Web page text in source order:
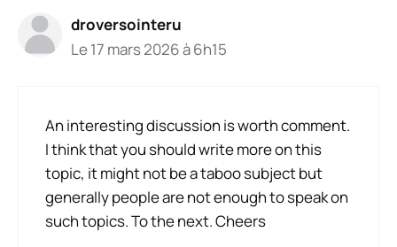
droversointeru
Le 17 mars 2026 à 6h15
An interesting discussion is worth comment.
I think that you should write more on this
topic, it might not be a taboo subject but
generally people are not enough to speak on
such topics. To the next. Cheers